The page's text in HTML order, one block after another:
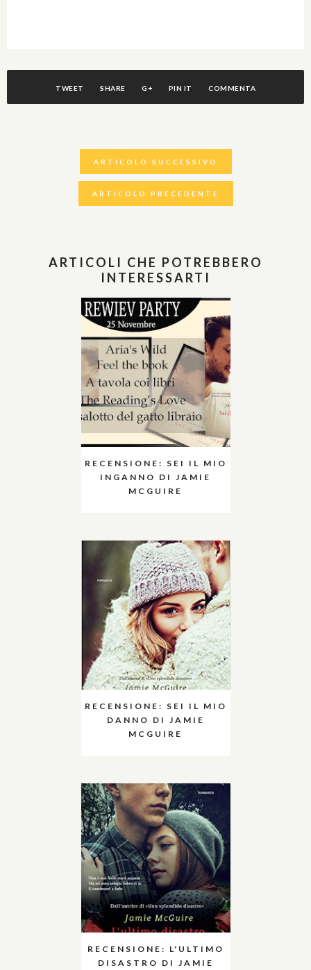
TWEET SHARE G+ PIN IT COMMENTA
ARTICOLO SUCCESSIVO
ARTICOLO PRECEDENTE
ARTICOLI CHE POTREBBERO
INTERESSARTI
RECENSIONE: SEI IL MIO
INGANNO DI JAMIE
MCGUIRE
RECENSIONE: SEI IL MIO
DANNO DI JAMIE
MCGUIRE
RECENSIONE: L'ULTIMO
DISASTRO DI JAMIE